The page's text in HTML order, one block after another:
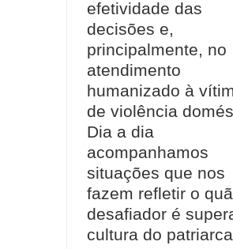
efetividade das
decisões e,
principalmente, no
atendimento
humanizado à
de violência
Dia a dia
acompanhamos
situações que nos
fazem refletir o
desafiador é
cultura do